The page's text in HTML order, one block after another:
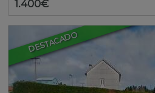
1.400€
DESTACADO